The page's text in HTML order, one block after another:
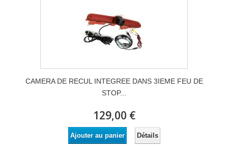
CAMERA DE RECUL INTEGREE DANS 3IEME FEU DE
STOP...
129,00 €
Ajouter au panier Détails